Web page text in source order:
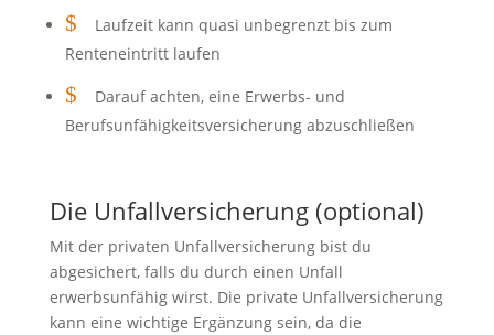
$
Laufzeit kann quasi unbegrenzt bis zum
Renteneintritt laufen
$
Darauf achten, eine Erwerbs- und
Berufsunfähigkeitsversicherung abzuschließen
Die Unfallversicherung (optional)
Mit der privaten Unfallversicherung bist du
abgesichert, falls du durch einen Unfall
erwerbsunfähig wirst. Die private Unfallversicherung
kann eine wichtige Ergänzung sein, da die